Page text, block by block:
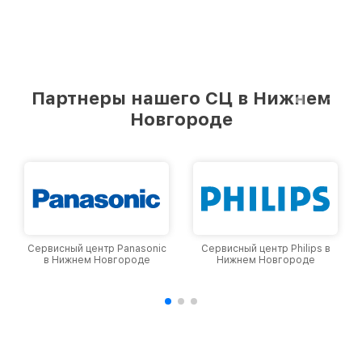
Партнеры нашего СЦ в Нижнем
Новгороде
Сервисный центр Panasonic
в Нижнем Новгороде
Сервисный центр Philips в
Нижнем Новгороде